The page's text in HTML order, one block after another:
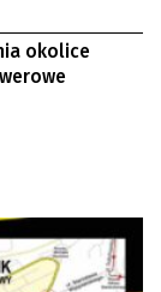
okolice